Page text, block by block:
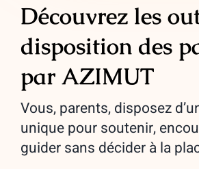
Découvrez les
disposition des
par AZIMUT
Vous, parents, disposez
unique pour soutenir,
guider sans décider à la